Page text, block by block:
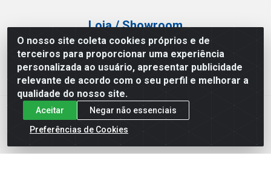
O nosso site coleta cookies próprios e de
terceiros para proporcionar uma experiência
personalizada ao usuário, apresentar publicidade
relevante de acordo com o seu perfil e melhorar a
qualidade do nosso site.
Aceitar
Negar não essenciais
Preferências de Cookies
Loja / Showroom
Tel.: (11) 3227-0546
Av Vautier, 587/597 - Pari - São Paulo/SP
Atef Distribuidora LTDA - Av. Vautier, 585/597 - Pari - São
Paulo/SP - CEP 03.032-000 - CNPJ 27.717.135/0001-29